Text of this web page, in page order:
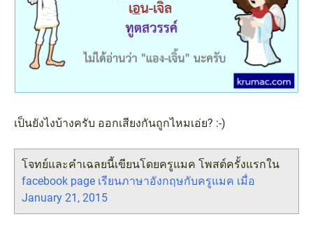
เป็นยังไงบ้างครับ ออกเสียงกันถูกไหมเอ่ย? :-)
โจทย์และคำเฉลยนี้เขียนโดยครูแมค โพสต์ครั้งแรกใน
facebook page เรียนภาษาอังกฤษกับครูแมค เมื่อ
January 21, 2015